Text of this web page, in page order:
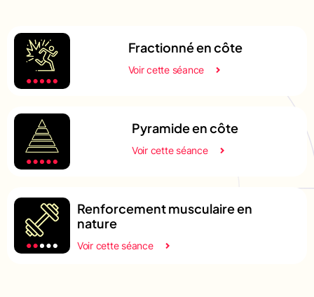
Fractionné en côte
Voir cette séance
Pyramide en côte
Voir cette séance
Renforcement musculaire en
nature
Voir cette séance